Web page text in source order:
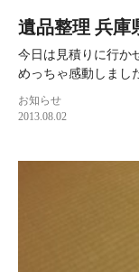
遺品整理 兵庫
今日は見積りに行か
めっちゃ感動しまし
お知らせ
2013.08.02